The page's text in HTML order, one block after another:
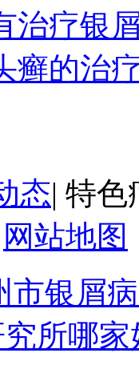
治疗银
癣的治
态| 特色
网站地图
市银屑
所哪家